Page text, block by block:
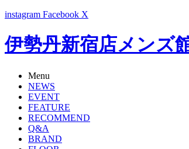
instagram Facebook X
伊勢丹新宿店メンズ
Menu
NEWS
EVENT
FEATURE
RECOMMEND
Q&A
BRAND